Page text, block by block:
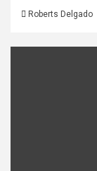
Roberts Delgado